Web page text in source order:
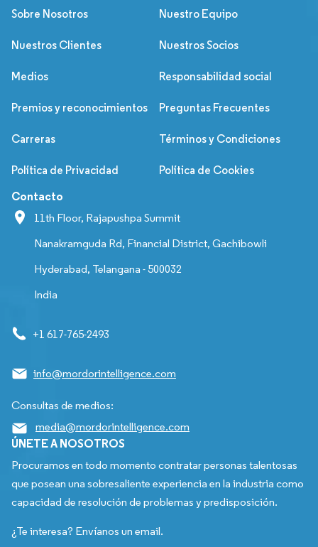
Sobre Nosotros Nuestro Equipo
Nuestros Clientes Nuestros Socios
Medios Responsabilidad social
Premios y reconocimientos Preguntas Frecuentes
Carreras Términos y Condiciones
Política de Privacidad Política de Cookies
Contacto
11th Floor, Rajapushpa Summit
Nanakramguda Rd, Financial District, Gachibowli
Hyderabad, Telangana - 500032
India
+1 617-765-2493
info@mordorintelligence.com
Consultas de medios:
media@mordorintelligence.com
ÚNETE A NOSOTROS
Procuramos en todo momento contratar personas talentosas
que posean una sobresaliente experiencia en la industria como
capacidad de resolución de problemas y predisposición.
¿Te interesa? Envíanos un email.